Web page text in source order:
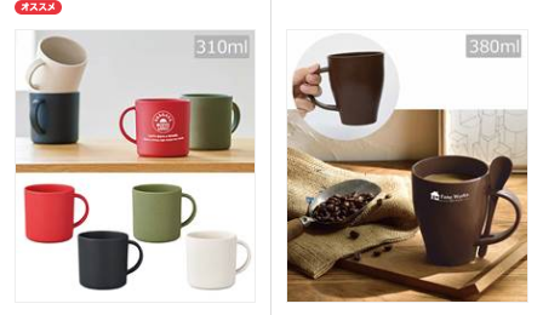
蓋か本体・もしくは両方に1色ワンポイ
ント印刷が可能です。大きく印刷したい
場合は回転シルクがおすすめ。名入れが
目立つシンプルなオリジナルマグが作れ
ます。キャンペーンやオープン記念に喜
んでもらえる商品です。
割れにくくさらっとなめらかな質感で
ロゴやイラストを印刷してオリジナルエ
コグッズに。安価で配布しやすく、日常
的に使用頻度が高いマグカップはPR効
果も期待できます。